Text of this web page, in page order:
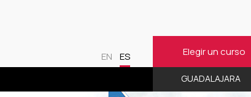
EN ES Elegir un curso
GUADALAJARA